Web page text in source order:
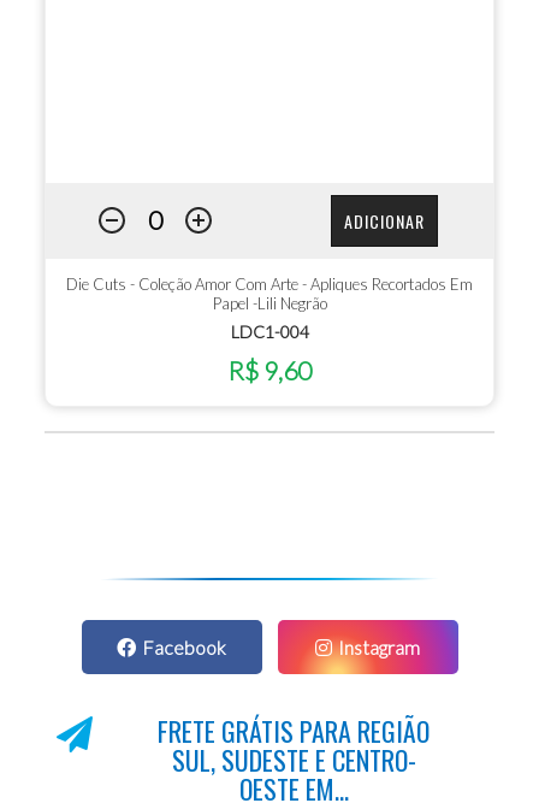
ADICIONAR
Die Cuts - Coleção Amor Com Arte - Apliques Recortados Em
Papel -Lili Negrão
LDC1-004
R$ 9,60
Facebook Instagram
FRETE GRÁTIS PARA REGIÃO
SUL, SUDESTE E CENTRO-
OESTE EM...